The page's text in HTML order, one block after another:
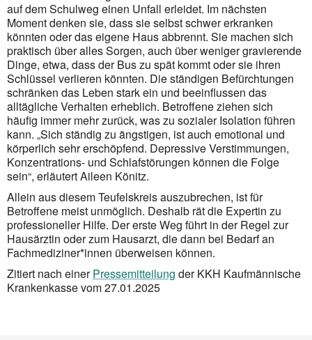
auf dem Schulweg einen Unfall erleidet. Im nächsten
Moment denken sie, dass sie selbst schwer erkranken
könnten oder das eigene Haus abbrennt. Sie machen sich
praktisch über alles Sorgen, auch über weniger gravierende
Dinge, etwa, dass der Bus zu spät kommt oder sie ihren
Schlüssel verlieren könnten. Die ständigen Befürchtungen
schränken das Leben stark ein und beeinflussen das
alltägliche Verhalten erheblich. Betroffene ziehen sich
häufig immer mehr zurück, was zu sozialer Isolation führen
kann. „Sich ständig zu ängstigen, ist auch emotional und
körperlich sehr erschöpfend. Depressive Verstimmungen,
Konzentrations- und Schlafstörungen können die Folge
sein“, erläutert Aileen Könitz.
Allein aus diesem Teufelskreis auszubrechen, ist für
Betroffene meist unmöglich. Deshalb rät die Expertin zu
professioneller Hilfe. Der erste Weg führt in der Regel zur
Hausärztin oder zum Hausarzt, die dann bei Bedarf an
Fachmediziner*innen überweisen können.
Zitiert nach einerPressemitteilung der KKH Kaufmännische
Krankenkasse vom 27.01.2025